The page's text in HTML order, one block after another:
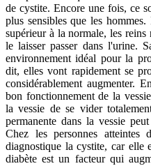
de cystite. Encore une fois, ce
plus sensibles que les
supérieur à la normale, les
le laisser passer dans l'urine.
environnement idéal pour la
dit, elles vont rapidement se
considérablement augmenter.
bon fonctionnement de la
la vessie de se vider
permanente dans la vessie
Chez les personnes
diagnostique la cystite, car elle
diabète est un facteur qui